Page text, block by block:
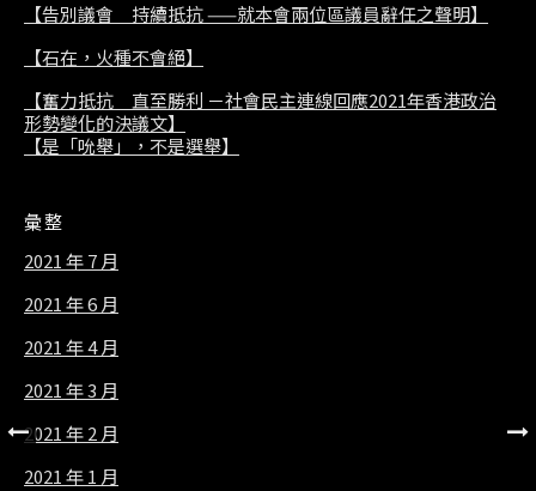
【告別議會 持續抵抗 ——就本會兩位區議員辭任之聲明】
【石在，火種不會絕】
【奮力抵抗 直至勝利 －社會民主連線回應2021年香港政治
形勢變化的決議文】
【是「吮舉」，不是選舉】
彙整
2021 年 7 月
2021 年 6 月
2021 年 4 月
2021 年 3 月
2021 年 2 月
2021 年 1 月